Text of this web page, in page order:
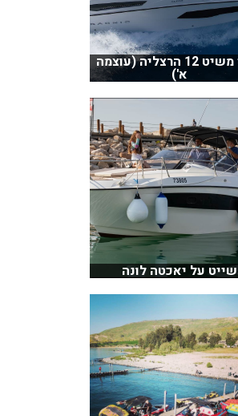
קורס משיט 12 הרצליה (עוצמה
א')
שייט על יאכטה לונה